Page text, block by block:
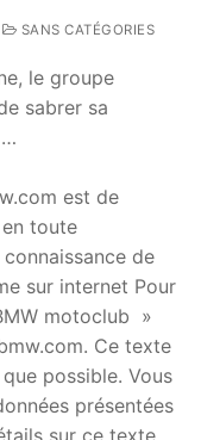
SANS CATÉGORIES
le groupe
sabrer sa
est de
toute
de
sur internet Pour
motoclub »
Ce texte
possible. Vous
présentées
sur ce texte